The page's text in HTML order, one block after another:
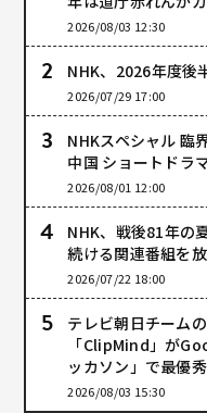
2026/08/03 12:30
NHK、2026年度後
2026/07/29 17:00
NHKスペシャル 臨
中国 ショートドラ
2026/08/01 12:00
NHK、戦後81年の
続ける関連番組を
2026/07/22 18:00
テレビ朝日チーム
「ClipMind」が
ッカソン」で最優
2026/08/03 15:30